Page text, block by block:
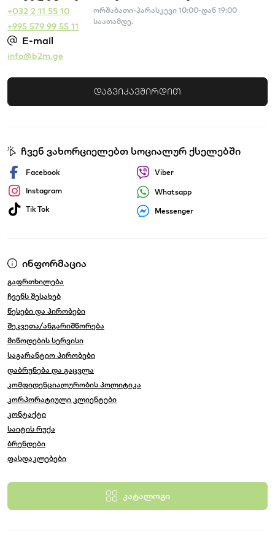
⚡ ძლიერი და საიმედო ელექტრო მექანიზმები.
???? ბატარეაზე ან ქსელზე მომუშავე მოდელები.
???? მოსახერხებელი ჩანთა ან ყუთი
ტრანსპორტირებისთვის.
შერჩეულია ხარისხისა და გამძლეობის მიხედვით.
+032 2 11 55 10
+995 579 99 55 11
ორშაბათი-პარასკევი 10:00-დან 19:00
საათამდე.
E-mail
info@b2m.ge
დაგვიკავშირდით
ინფორმაცია
გაფრთხილება
ჩვენს შესახებ
წესები და პირობები
შეკვეთა/ანგარიშწორება
მიწოდების სერვისი
საგარანტიო პირობები
დაბრუნება და გაცვლა
კომფიდენციალურობის პოლიტიკა
კორპორატიული კლიენტები
კონტაქტი
საიტის რუქა
ბრენდები
ფასდაკლებები
კატალოგი
ჩვენ ვახორციელებთ სოციალურ ქსელებში
Facebook
Instagram
Tik Tok
Viber
Whatsapp
Messenger